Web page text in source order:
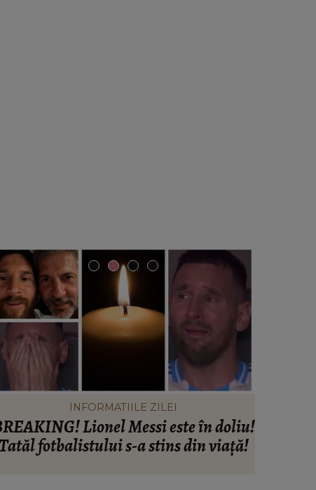
INFORMATIILE ZILEI
Lionel Messi este în doliu!
Tatăl fotbalistului s-a stins din viață!